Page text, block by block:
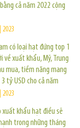
cả năm 2022 cộng
2023
có loại hạt đứng top 1
về xuất khẩu, Mỹ, Trung
mua, tiềm năng mang
tỷ USD cho cả năm
2023
xuất khẩu hạt điều sẽ
trong những tháng